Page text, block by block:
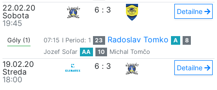
22.02.20
Sobota
19:45
6 : 3 Detailne
Góly (1) 07:15 I Period: 1 23 Radoslav Tomko A
8
Jozef Soľar
AA 10 Michal Tomčo
19.02.20
Streda
18:00
6 : 3 Detailne